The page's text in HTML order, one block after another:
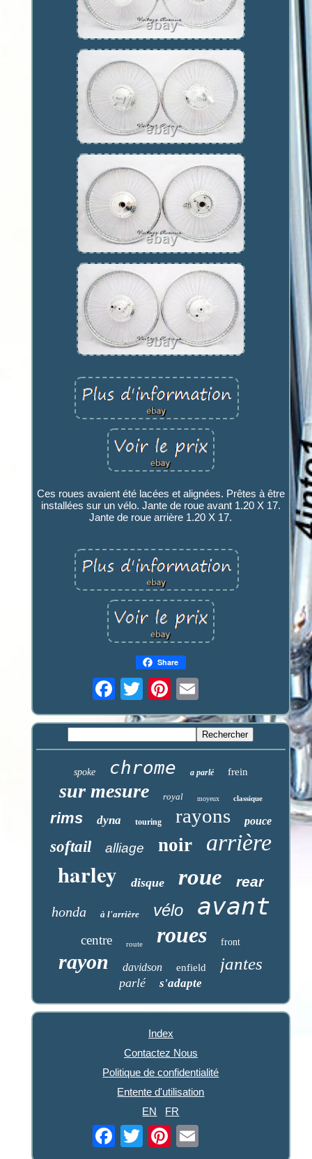
Ces roues avaient été lacées et alignées. Prêtes à être
installées sur un vélo. Jante de roue avant 1.20 X 17.
Jante de roue arrière 1.20 X 17.
Share
spoke chrome a parlé frein
sur mesure royal moyeux classique
rims dyna touring rayons pouce
softail alliage noir arrière
harley disque roue rear
honda à l'arrière vélo avant
centre route roues front
rayon davidson enfield jantes
parlé s'adapte
Index
Contactez Nous
Politique de confidentialité
Entente d'utilisation
EN
FR